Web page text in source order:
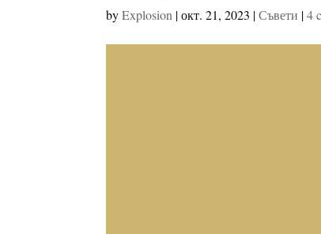
byExplosion |окт. 21, 2023 |Съвети |4